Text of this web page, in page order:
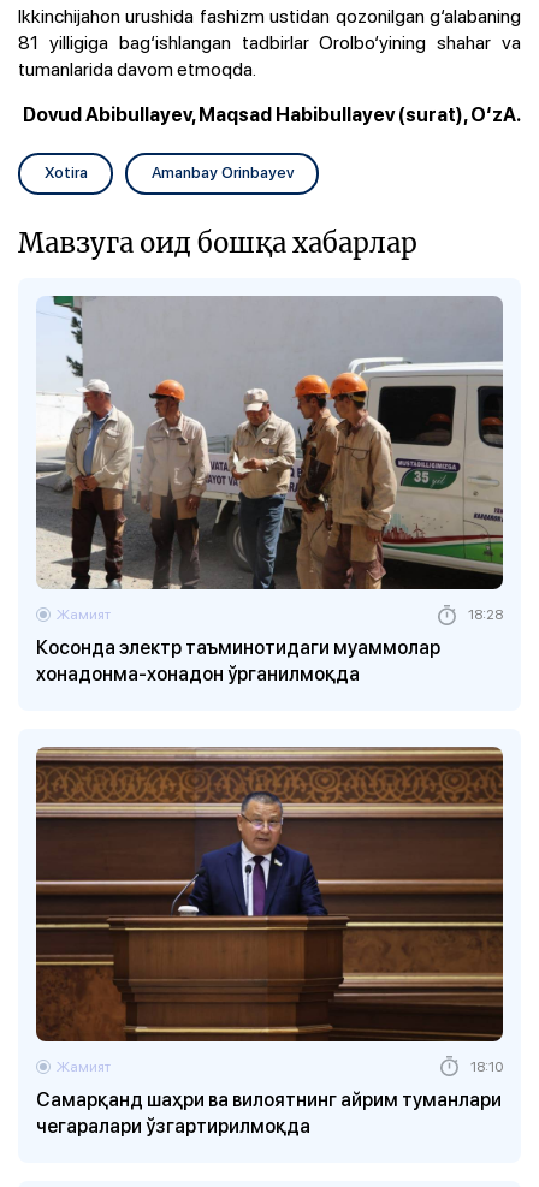
Ikkinchijahon urushida fashizm ustidan qozonilgan g‘alabaning
81 yilligiga bag‘ishlangan tadbirlar Orolbo‘yining shahar va
tumanlarida davom etmoqda.
Dovud Abibullayev, Maqsad Habibullayev (surat), O‘zA.
Xotira Amanbay Orinbayev
Мавзуга оид бошқа хабарлар
Косонда электр таъминотидаги муаммолар
хонадонма-хонадон ўрганилмоқда
Жамият 18:28
Самарқанд шаҳри ва вилоятнинг айрим туманлари
чегаралари ўзгартирилмоқда
Жамият 18:10